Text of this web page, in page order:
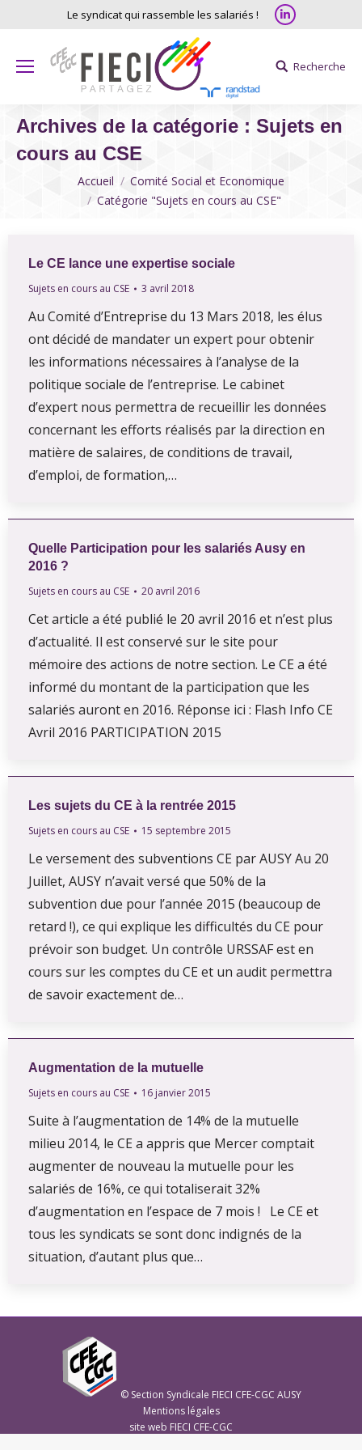
Le syndicat qui rassemble les salariés ! Linkedin
Search:
Recherche
Archives de la catégorie : Sujets en
cours au CSE
Vous êtes iciAccueil
Comité Social et Economique
Catégorie "Sujets en cours au CSE"
Le CE lance une expertise sociale
Sujets en cours au CSE
3 avril 2018
Au Comité d’Entreprise du 13 Mars 2018, les élus
ont décidé de mandater un expert pour obtenir
les informations nécessaires à l’analyse de la
politique sociale de l’entreprise. Le cabinet
d’expert nous permettra de recueillir les données
concernant les efforts réalisés par la direction en
matière de salaires, de conditions de travail,
d’emploi, de formation,…
Quelle Participation pour les salariés Ausy en
2016 ?
Sujets en cours au CSE
20 avril 2016
Cet article a été publié le 20 avril 2016 et n’est plus
d’actualité. Il est conservé sur le site pour
mémoire des actions de notre section. Le CE a été
informé du montant de la participation que les
salariés auront en 2016. Réponse ici : Flash Info CE
Avril 2016 PARTICIPATION 2015
Les sujets du CE à la rentrée 2015
Sujets en cours au CSE
15 septembre 2015
Le versement des subventions CE par AUSY Au 20
Juillet, AUSY n’avait versé que 50% de la
subvention due pour l’année 2015 (beaucoup de
retard !), ce qui explique les difficultés du CE pour
prévoir son budget. Un contrôle URSSAF est en
cours sur les comptes du CE et un audit permettra
de savoir exactement de…
Augmentation de la mutuelle
Sujets en cours au CSE
16 janvier 2015
Suite à l’augmentation de 14% de la mutuelle
milieu 2014, le CE a appris que Mercer comptait
augmenter de nouveau la mutuelle pour les
salariés de 16%, ce qui totaliserait 32%
d’augmentation en l’espace de 7 mois ! Le CE et
tous les syndicats se sont donc indignés de la
situation, d’autant plus que…
© Section Syndicale FIECI CFE-CGC AUSY
Mentions légales
site web FIECI CFE-CGC